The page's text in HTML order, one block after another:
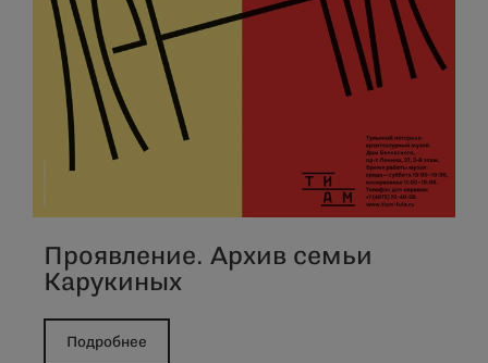
Проявление. Архив семьи
Карукиных
Подробнее